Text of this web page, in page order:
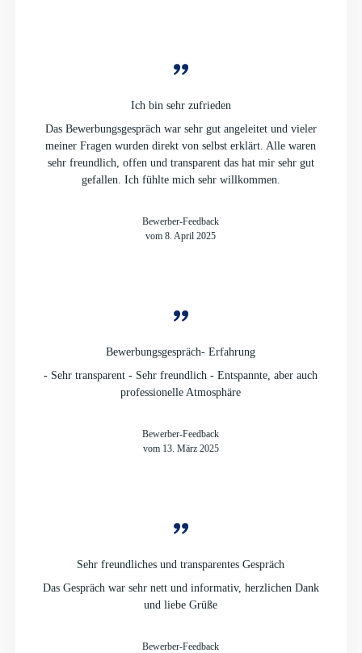
Ich bin sehr zufrieden
Das Bewerbungsgespräch war sehr gut angeleitet und vieler
meiner Fragen wurden direkt von selbst erklärt. Alle waren
sehr freundlich, offen und transparent das hat mir sehr gut
gefallen. Ich fühlte mich sehr willkommen.
Bewerber-Feedback
vom 8. April 2025
Bewerbungsgespräch- Erfahrung
- Sehr transparent - Sehr freundlich - Entspannte, aber auch
professionelle Atmosphäre
Bewerber-Feedback
vom 13. März 2025
Sehr freundliches und transparentes Gespräch
Das Gespräch war sehr nett und informativ, herzlichen Dank
und liebe Grüße
Bewerber-Feedback